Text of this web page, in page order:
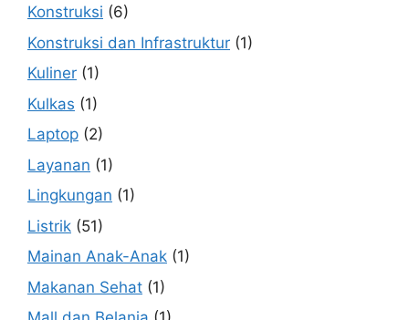
Konstruksi (6)
Konstruksi dan Infrastruktur (1)
Kuliner (1)
Kulkas (1)
Laptop (2)
Layanan (1)
Lingkungan (1)
Listrik (51)
Mainan Anak-Anak (1)
Makanan Sehat (1)